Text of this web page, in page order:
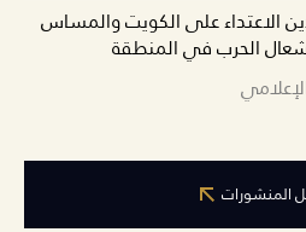
الاعتداء على الكويت والمساس
الحرب في المنطقة
المنشورات